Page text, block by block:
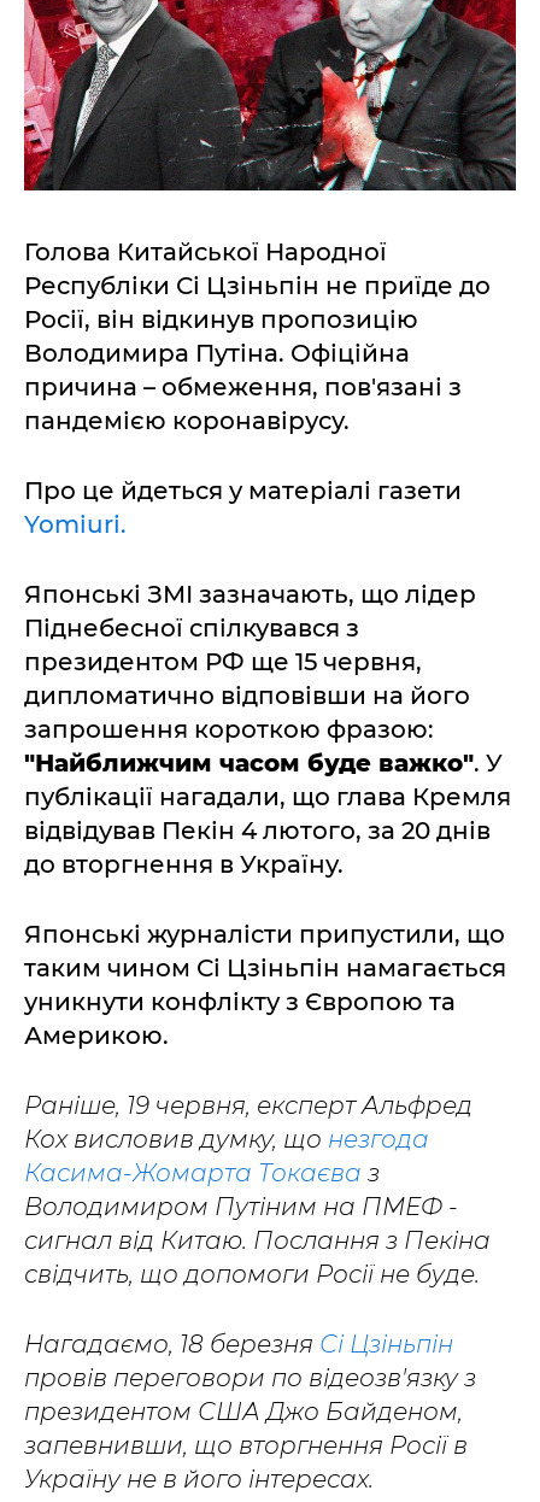
Голова Китайської Народної
Республіки Сі Цзіньпін не приїде до
Росії, він відкинув пропозицію
Володимира Путіна. Офіційна
причина – обмеження, пов'язані з
пандемією коронавірусу.
Про це йдеться у матеріалі газети
Yomiuri.
Японські ЗМІ зазначають, що лідер
Піднебесної спілкувався з
президентом РФ ще 15 червня,
дипломатично відповівши на його
запрошення короткою фразою:
"Найближчим часом буде важко". У
публікації нагадали, що глава Кремля
відвідував Пекін 4 лютого, за 20 днів
до вторгнення в Україну.
Японські журналісти припустили, що
таким чином Сі Цзіньпін намагається
уникнути конфлікту з Європою та
Америкою.
Раніше, 19 червня, експерт Альфред
Кох висловив думку, що незгода
Касима-Жомарта Токаєва з
Володимиром Путіним на ПМЕФ -
сигнал від Китаю. Послання з Пекіна
свідчить, що допомоги Росії не буде.
Нагадаємо, 18 березня Сі Цзіньпін
провів переговори по відеозв'язку з
президентом США Джо Байденом,
запевнивши, що вторгнення Росії в
Україну не в його інтересах.